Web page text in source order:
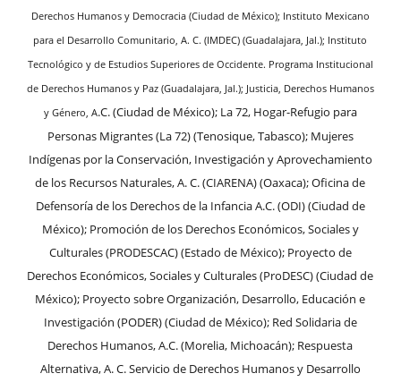
Derechos Humanos y Democracia (Ciudad de México); Instituto Mexicano
para el Desarrollo Comunitario, A. C. (IMDEC) (Guadalajara, Jal.); Instituto
Tecnológico y de Estudios Superiores de Occidente. Programa Institucional
de Derechos Humanos y Paz (Guadalajara, Jal.); Justicia, Derechos Humanos
y Género, A.C. (Ciudad de México); La 72, Hogar-Refugio para
Personas Migrantes (La 72) (Tenosique, Tabasco); Mujeres
Indígenas por la Conservación, Investigación y Aprovechamiento
de los Recursos Naturales, A. C. (CIARENA) (Oaxaca); Oficina de
Defensoría de los Derechos de la Infancia A.C. (ODI) (Ciudad de
México); Promoción de los Derechos Económicos, Sociales y
Culturales (PRODESCAC) (Estado de México); Proyecto de
Derechos Económicos, Sociales y Culturales (ProDESC) (Ciudad de
México); Proyecto sobre Organización, Desarrollo, Educación e
Investigación (PODER) (Ciudad de México); Red Solidaria de
Derechos Humanos, A.C. (Morelia, Michoacán); Respuesta
Alternativa, A. C. Servicio de Derechos Humanos y Desarrollo